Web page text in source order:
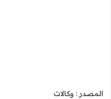
المصدر : وكالات